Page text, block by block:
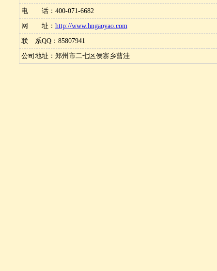
电 话：400-071-6682
网 址： http://www.hngaoyao.com
联 系QQ：85807941
公司地址：郑州市二七区侯寨乡曹洼